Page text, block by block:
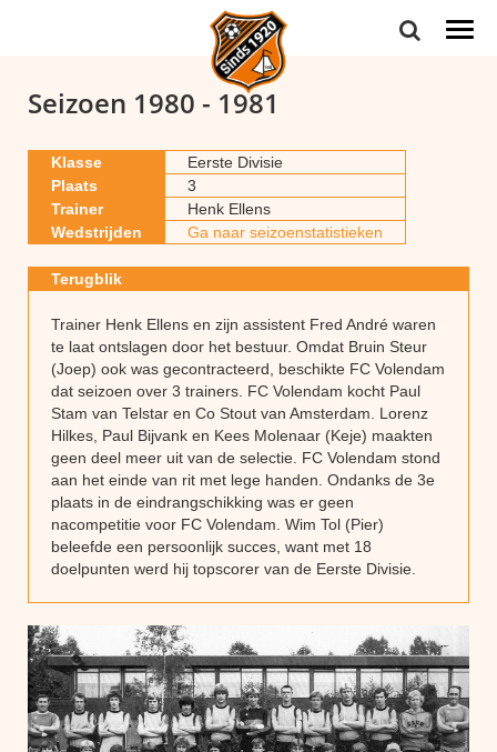
Seizoen 1980 - 1981
Klasse
Eerste Divisie
Plaats
3
Trainer
Henk Ellens
Wedstrijden
Ga naar seizoenstatistieken
Terugblik
Trainer Henk Ellens en zijn assistent Fred André waren
te laat ontslagen door het bestuur. Omdat Bruin Steur
(Joep) ook was gecontracteerd, beschikte FC Volendam
dat seizoen over 3 trainers. FC Volendam kocht Paul
Stam van Telstar en Co Stout van Amsterdam. Lorenz
Hilkes, Paul Bijvank en Kees Molenaar (Keje) maakten
geen deel meer uit van de selectie. FC Volendam stond
aan het einde van rit met lege handen. Ondanks de 3e
plaats in de eindrangschikking was er geen
nacompetitie voor FC Volendam. Wim Tol (Pier)
beleefde een persoonlijk succes, want met 18
doelpunten werd hij topscorer van de Eerste Divisie.